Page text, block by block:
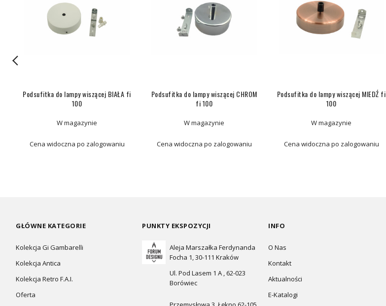
Podsufitka do lampy wiszącej BIAŁA fi
100
W magazynie
Cena widoczna po zalogowaniu
Podsufitka do lampy wiszącej CHROM
fi 100
W magazynie
Cena widoczna po zalogowaniu
Podsufitka do lampy wiszącej MIEDŹ fi
100
W magazynie
Cena widoczna po zalogowaniu
GŁÓWNE KATEGORIE
Kolekcja Gi Gambarelli
Kolekcja Antica
Kolekcja Retro F.A.I.
Oferta
PUNKTY EKSPOZYCJI
Aleja Marszałka Ferdynanda
Focha 1, 30-111 Kraków
Ul. Pod Lasem 1 A , 62-023
Borówiec
INFO
O Nas
Kontakt
Aktualności
E-Katalogi